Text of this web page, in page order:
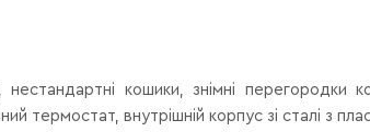
кошики, знімні перегородки
термостат, внутрішній корпус зі сталі з